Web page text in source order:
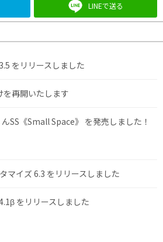
LINEで送る
をリリースしました
再開いたします
SS《Small Space》 を発売しました！
マイズ 6.3 をリリースしました
をリリースしました